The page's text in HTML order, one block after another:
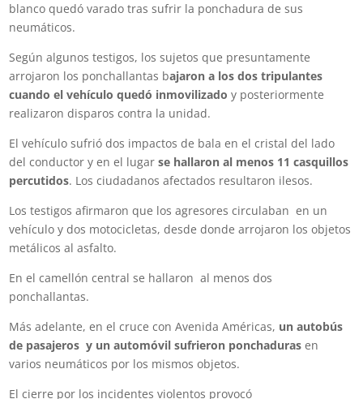
blanco quedó varado tras sufrir la ponchadura de sus
neumáticos.
Según algunos testigos, los sujetos que presuntamente
arrojaron los ponchallantas bajaron a los dos tripulantes
cuando el vehículo quedó inmovilizado y posteriormente
realizaron disparos contra la unidad.
El vehículo sufrió dos impactos de bala en el cristal del lado
del conductor y en el lugarse hallaron al menos 11 casquillos
percutidos. Los ciudadanos afectados resultaron ilesos.
Los testigos afirmaron que los agresores circulaban en un
vehículo y dos motocicletas, desde donde arrojaron los objetos
metálicos al asfalto.
En el camellón central se hallaron al menos dos
ponchallantas.
Más adelante, en el cruce con Avenida Américas, un autobús
de pasajeros y un automóvil sufrieron ponchaduras en
varios neumáticos por los mismos objetos.
El cierre por los incidentes violentos provocó